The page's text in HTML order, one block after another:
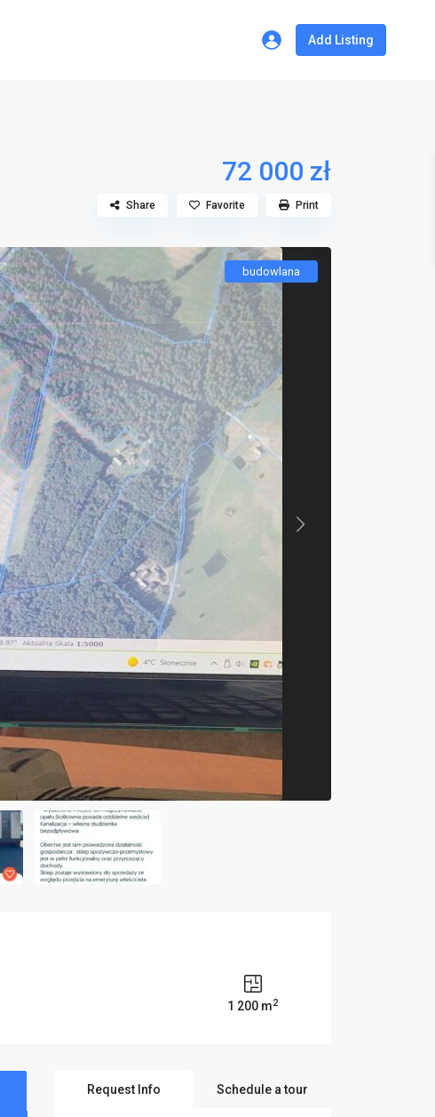
Add Listing
72 000 zł
Share Favorite Print
budowlana
1 200 m2
Request Info Schedule a tour